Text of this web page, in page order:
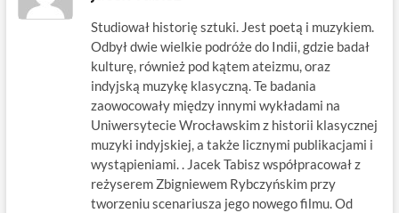
Studiował historię sztuki. Jest poetą i muzykiem.
Odbył dwie wielkie podróże do Indii, gdzie badał
kulturę, również pod kątem ateizmu, oraz
indyjską muzykę klasyczną. Te badania
zaowocowały między innymi wykładami na
Uniwersytecie Wrocławskim z historii klasycznej
muzyki indyjskiej, a także licznymi publikacjami i
wystąpieniami. . Jacek Tabisz współpracował z
reżyserem Zbigniewem Rybczyńskim przy
tworzeniu scenariusza jego nowego filmu. Od